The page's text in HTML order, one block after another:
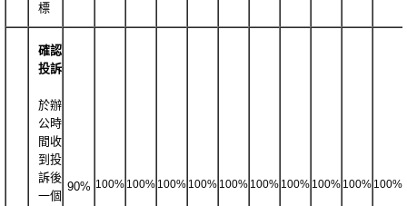
標
確認
投訴
於辦
公時
間收
到投
訴後
一個
90% 100% 100% 100% 100% 100% 100% 100% 100% 100% 100%